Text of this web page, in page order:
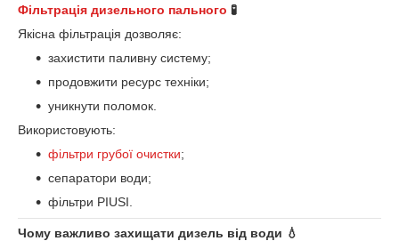
Фільтрація дизельного пального 🧪
Якісна фільтрація дозволяє:
захистити паливну систему;
продовжити ресурс техніки;
уникнути поломок.
Використовують:
фільтри грубої очистки;
сепаратори води;
фільтри PIUSI.
Чому важливо захищати дизель від води 💧